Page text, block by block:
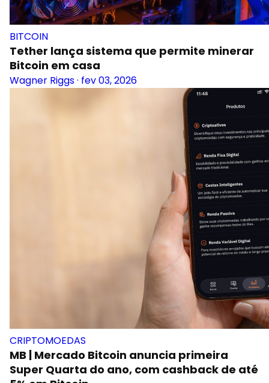
BITCOIN
Tether lança sistema que permite minerar
Bitcoin em casa
Wagner Riggs· fev 03, 2026
CRIPTOMOEDAS
MB | Mercado Bitcoin anuncia primeira
Super Quarta do ano, com cashback de até